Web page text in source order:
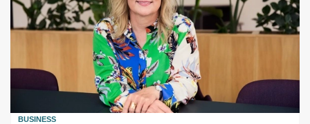
BUSINESS